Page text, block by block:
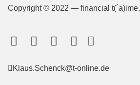
Copyright © 2022 — financial t(´a)ime.
Klaus.Schenck@t-online.de